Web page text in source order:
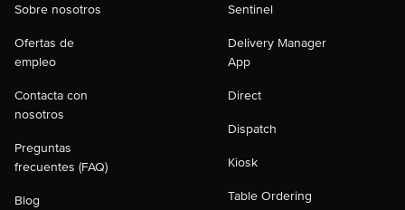
Sobre nosotros
Ofertas de
empleo
Contacta con
nosotros
Preguntas
frecuentes (FAQ)
Blog
Sentinel
Delivery Manager
App
Direct
Dispatch
Kiosk
Table Ordering